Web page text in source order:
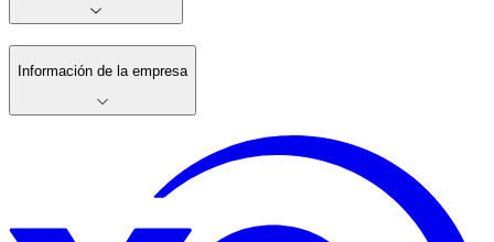
Información de la empresa